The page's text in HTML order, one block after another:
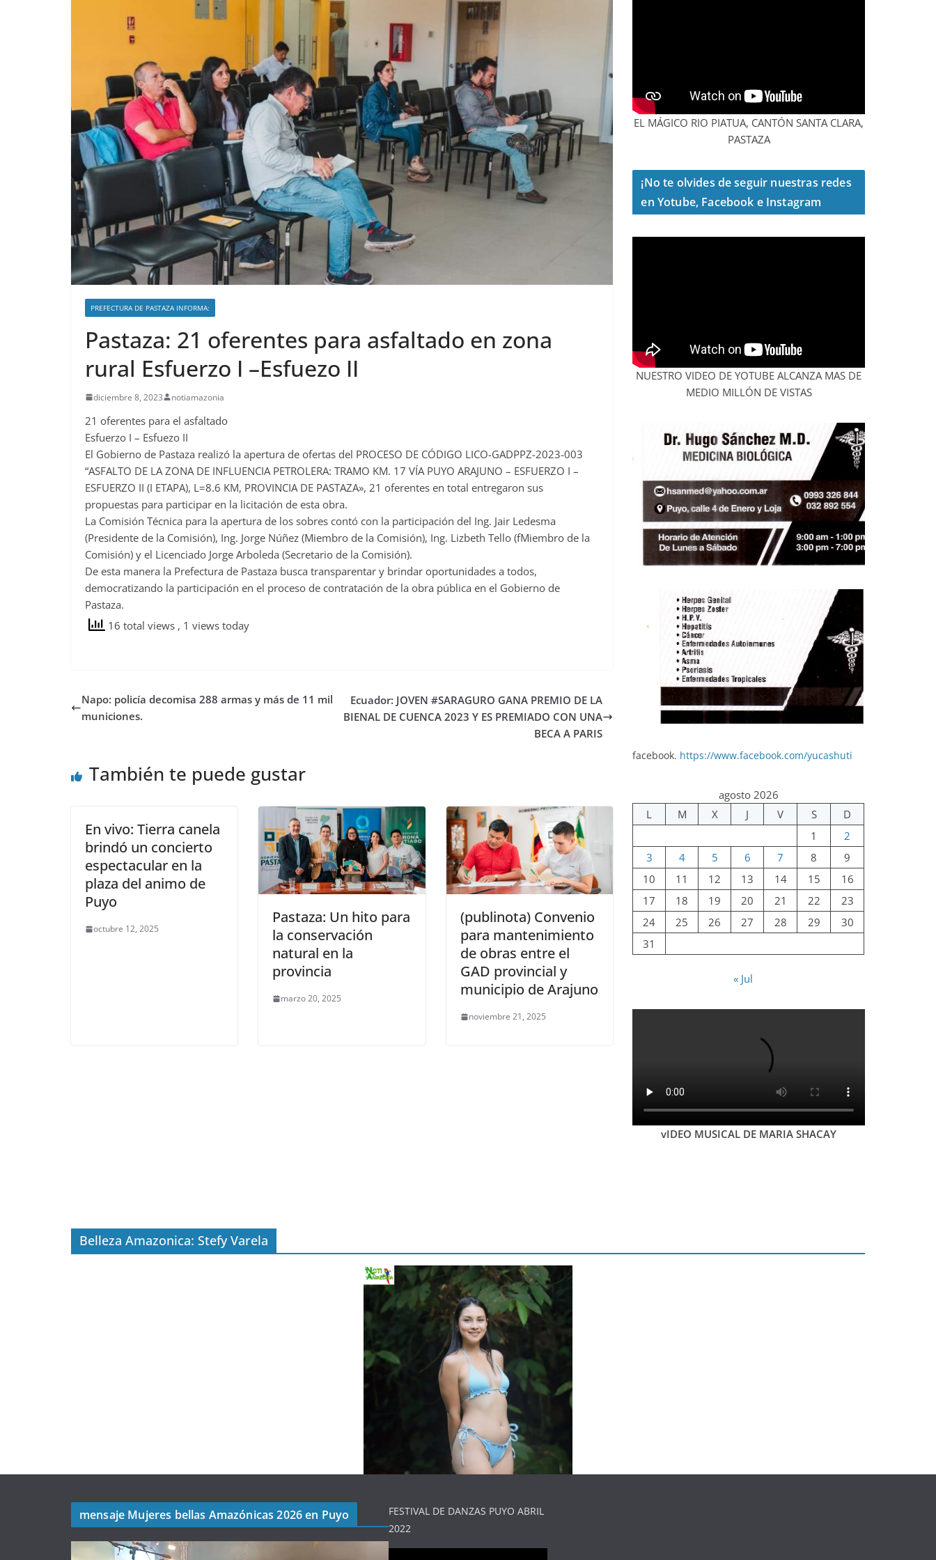
PREFECTURA DE PASTAZA INFORMA:
Pastaza: 21 oferentes para asfaltado en zona
rural Esfuerzo I –Esfuezo II
diciembre 8, 2023 notiamazonia
21 oferentes para el asfaltado
Esfuerzo I – Esfuezo II
El Gobierno de Pastaza realizó la apertura de ofertas del PROCESO DE CÓDIGO LICO-GADPPZ-2023-003
“ASFALTO DE LA ZONA DE INFLUENCIA PETROLERA: TRAMO KM. 17 VÍA PUYO ARAJUNO – ESFUERZO I –
ESFUERZO II (I ETAPA), L=8.6 KM, PROVINCIA DE PASTAZA», 21 oferentes en total entregaron sus
propuestas para participar en la licitación de esta obra.
La Comisión Técnica para la apertura de los sobres contó con la participación del Ing. Jair Ledesma
(Presidente de la Comisión), Ing. Jorge Núñez (Miembro de la Comisión), Ing. Lizbeth Tello (fMiembro de la
Comisión) y el Licenciado Jorge Arboleda (Secretario de la Comisión).
De esta manera la Prefectura de Pastaza busca transparentar y brindar oportunidades a todos,
democratizando la participación en el proceso de contratación de la obra pública en el Gobierno de
Pastaza.
16 total views , 1 views today
Napo: policía decomisa 288 armas y más de 11 mil
municiones.
Ecuador: JOVEN #SARAGURO GANA PREMIO DE LA
BIENAL DE CUENCA 2023 Y ES PREMIADO CON UNA
BECA A PARIS
También te puede gustar
En vivo: Tierra canela
brindó un concierto
espectacular en la
plaza del animo de
Puyo
octubre 12, 2025
Pastaza: Un hito para
la conservación
natural en la
provincia
marzo 20, 2025
(publinota) Convenio
para mantenimiento
de obras entre el
GAD provincial y
municipio de Arajuno
noviembre 21, 2025
EL MÁGICO RIO PIATUA, CANTÓN SANTA CLARA,
PASTAZA
¡No te olvides de seguir nuestras redes
en Yotube, Facebook e Instagram
NUESTRO VIDEO DE YOTUBE ALCANZA MAS DE
MEDIO MILLÓN DE VISTAS
facebook. https://www.facebook.com/yucashuti
agosto 2026
L
M X J V S
D
1
2
3
4 5 6 7 8
9
10
11 12 13 14 15
16
17
18 19 20 21 22
23
24
25 26 27 28 29
30
31
« Jul
vIDEO MUSICAL DE MARIA SHACAY
Belleza Amazonica: Stefy Varela
mensaje Mujeres bellas Amazónicas 2026 en Puyo
FESTIVAL DE DANZAS PUYO ABRIL
2022